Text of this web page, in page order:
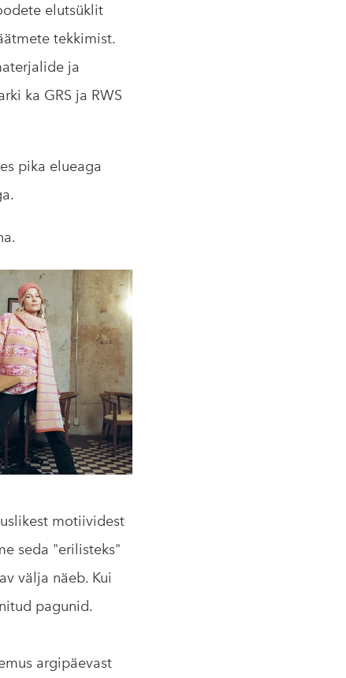
elutsüklit
tekkimist.
ja
ka GRS ja RWS
pika elueaga
motiividest
seda "erilisteks"
välja näeb. Kui
pagunid.
argipäevast